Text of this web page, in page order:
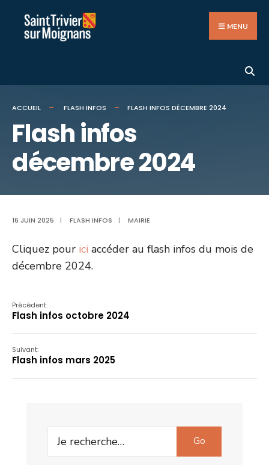
Aller
MENU
ACCUEIL FLASH INFOS FLASH INFOS DÉCEMBRE 2024
Flash infos
décembre 2024
16 JUIN 2025 | FLASH INFOS | MAIRIE
Cliquez pour ici accéder au flash infos du mois de
décembre 2024.
Précédent:
Flash infos octobre 2024
Suivant:
Flash infos mars 2025
Search
Go
for: